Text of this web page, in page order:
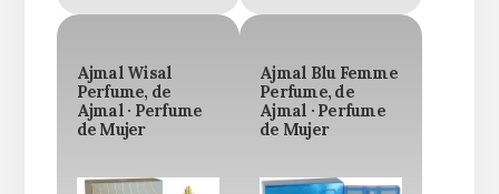
Ajmal Wisal
Perfume, de
Ajmal · Perfume
de Mujer
Ajmal Blu Femme
Perfume, de
Ajmal · Perfume
de Mujer